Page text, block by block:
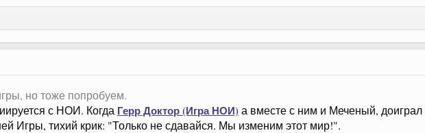
но тоже попробуем.
с НОИ. Когда Герр Доктор (Игра НОИ)а вместе с ним и Меченый,
Игры, тихий крик: "Только не сдавайся. Мы изменим этот мир!".